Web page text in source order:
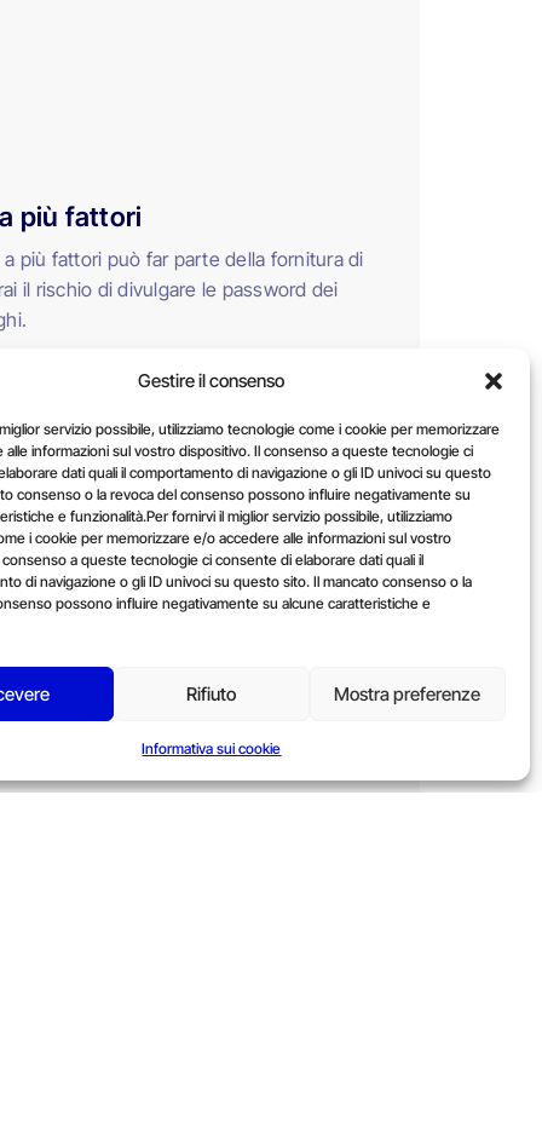
Gestire il consenso
servizio possibile, utilizziamo tecnologie come i cookie per memorizzare
alle informazioni sul vostro dispositivo. Il consenso a queste tecnologie ci
dati quali il comportamento di navigazione o gli ID univoci su questo
consenso o la revoca del consenso possono influire negativamente su
e funzionalità.Per fornirvi il miglior servizio possibile, utilizziamo
i cookie per memorizzare e/o accedere alle informazioni sul vostro
a queste tecnologie ci consente di elaborare dati quali il
di navigazione o gli ID univoci su questo sito. Il mancato consenso o la
possono influire negativamente su alcune caratteristiche e
Rifiuto Mostra preferenze
Informativa sui cookie
più fattori
a più fattori può far parte della fornitura di
il rischio di divulgare le password dei